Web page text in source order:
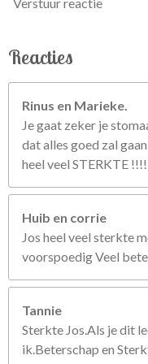
Reacties
Rinus en Marieke.
Je gaat zeker je
dat alles goed zal
heel veel STERKTE
Huib en corrie
Jos heel veel sterkte
voorspoedig Veel
Tannie
Sterkte Jos.Als je dit
ik.Beterschap en